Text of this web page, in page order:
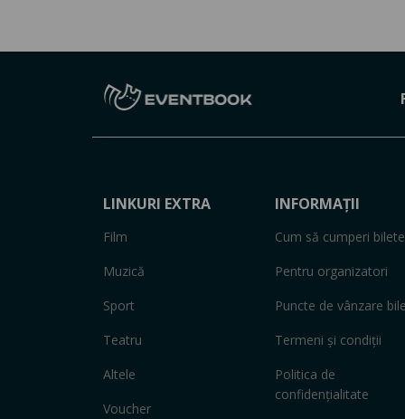
LINKURI EXTRA
Film
Muzică
Sport
Teatru
Altele
Voucher
INFORMAȚII
Cum să cumperi bilete
Pentru organizatori
Puncte de vânzare
Termeni și condiții
Politica de
confidențialitate